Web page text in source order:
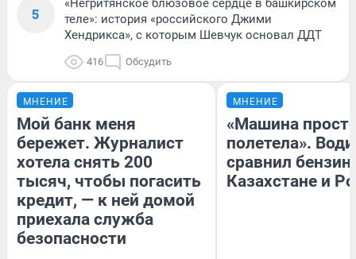
5
«Негритянское блюзовое сердце в башкирском
теле»: история «российского Джими
Хендрикса», с которым Шевчук основал ДДТ
416 Обсудить
МНЕНИЕ
Мой банк меня
бережет. Журналист
хотела снять 200
тысяч, чтобы погасить
кредит, — к ней домой
приехала служба
безопасности
МНЕНИЕ
«Машина
полетела».
сравнил бензин
Казахстане и